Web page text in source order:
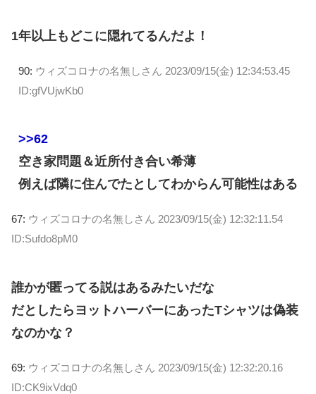
1年以上もどこに隠れてるんだよ！
90: ウィズコロナの名無しさん 2023/09/15(金) 12:34:53.45
ID:gfVUjwKb0
>>62
空き家問題＆近所付き合い希薄
例えば隣に住んでたとしてわからん可能性はある
67: ウィズコロナの名無しさん 2023/09/15(金) 12:32:11.54
ID:Sufdo8pM0
誰かが匿ってる説はあるみたいだな
だとしたらヨットハーバーにあったTシャツは偽装
なのかな？
69: ウィズコロナの名無しさん 2023/09/15(金) 12:32:20.16
ID:CK9ixVdq0